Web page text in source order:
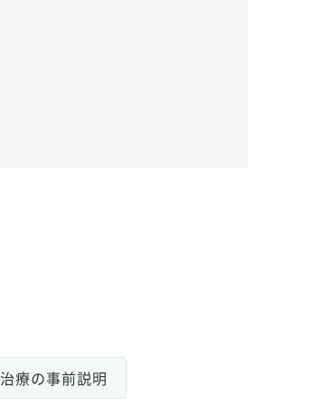
治療の事前説明